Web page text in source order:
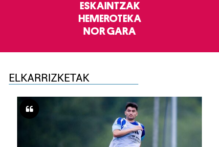
ESKAINTZAK
HEMEROTEKA
NOR GARA
ELKARRIZKETAK